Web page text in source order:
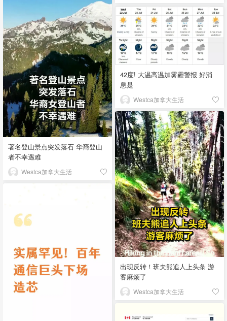
著名登山景点突发落石 华裔登山
者不幸遇难
Westca加拿大生活
42度! 大温高温加雾霾警报 好消
息是
Westca加拿大生活
出现反转！班夫熊追人上头条 游
客麻烦了
Westca加拿大生活